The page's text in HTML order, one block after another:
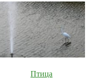
Птица